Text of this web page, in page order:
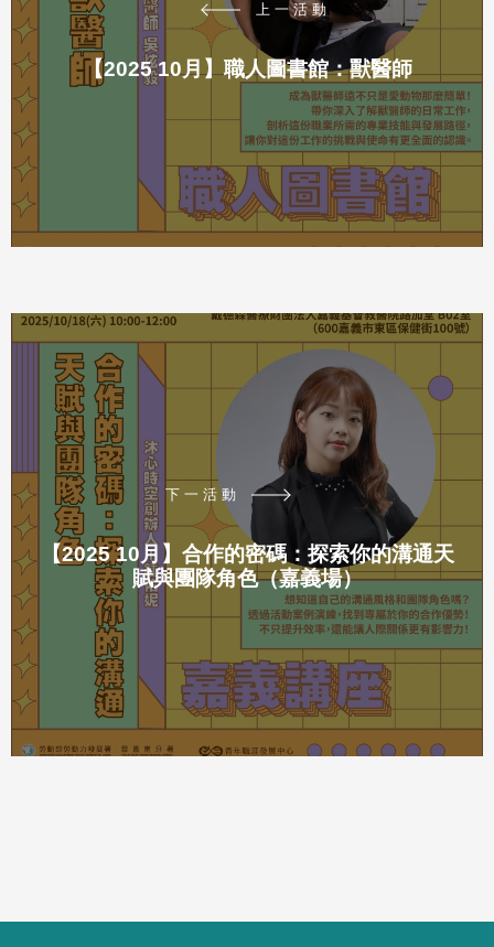
上一活動
【2025 10月】職人圖書館：獸醫師
下一活動
【2025 10月】合作的密碼：探索你的溝通天
賦與團隊角色（嘉義場）